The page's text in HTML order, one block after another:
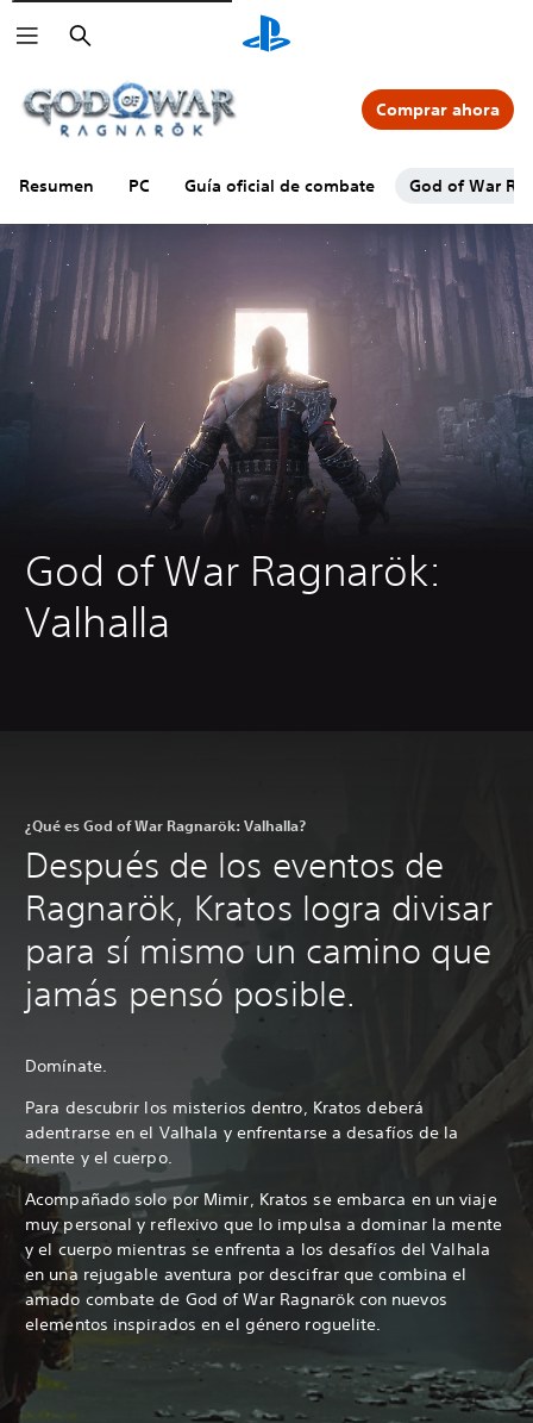
Buscar
Resumen PC Guía oficial de combate God of War
Comprar ahora
God of War Ragnarök:
Valhalla
¿Qué es God of War Ragnarök: Valhalla?
Después de los eventos de
Ragnarök, Kratos logra divisar
para sí mismo un camino que
jamás pensó posible.
Domínate.
Para descubrir los misterios dentro, Kratos deberá
adentrarse en el Valhala y enfrentarse a desafíos de la
mente y el cuerpo.
Acompañado solo por Mimir, Kratos se embarca en un viaje
muy personal y reflexivo que lo impulsa a dominar la mente
y el cuerpo mientras se enfrenta a los desafíos del Valhala
en una rejugable aventura por descifrar que combina el
amado combate de God of War Ragnarök con nuevos
elementos inspirados en el género roguelite.